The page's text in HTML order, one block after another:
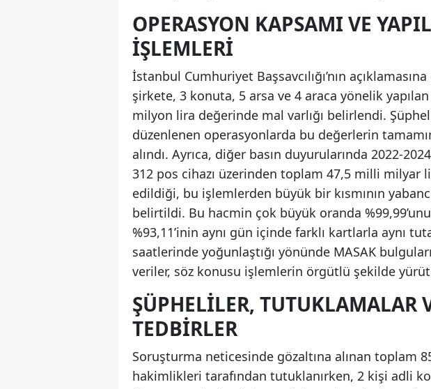
OPERASYON KAPSAMI VE
İŞLEMLERI
İstanbul Cumhuriyet Başsavcılığı’nın
şirkete, 3 konuta, 5 arsa ve 4 araca yönelik
milyon lira değerinde mal varlığı belirlendi.
düzenlenen operasyonlarda bu değerlerin
alındı. Ayrıca, diğer basın duyurularında 2022-
312 pos cihazı üzerinden toplam 47,5 milli milyar
edildiği, bu işlemlerden büyük bir kısmının
belirtildi. Bu hacmin çok büyük oranda
%93,11’inin aynı gün içinde farklı kartlarla aynı
saatlerinde yoğunlaştığı yönünde MASAK
veriler, söz konusu işlemlerin örgütlü şekilde
ŞÜPHELILER, TUTUKLAMALAR
TEDBIRLER
Soruşturma neticesinde gözaltına alınan toplam
hakimlikleri tarafından tutuklanırken, 2 kişi adli